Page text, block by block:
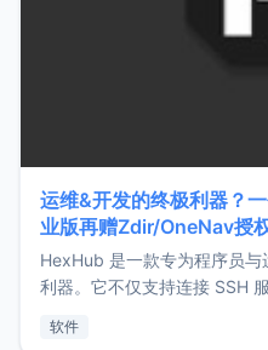
运维&开发的终极利器？
业版再赠Zdir/OneNav授
HexHub 是一款专为程序员
利器。它不仅支持连接 SSH
件间频繁切换，仅凭
软件